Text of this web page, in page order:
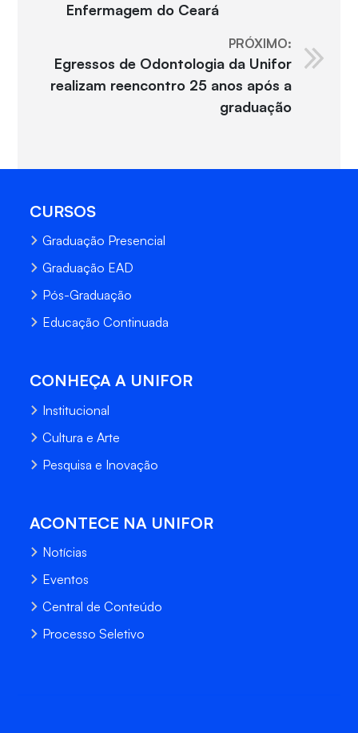
Enfermagem do Ceará
PRÓXIMO:
Egressos de Odontologia da Unifor
realizam reencontro 25 anos após a
graduação
CURSOS
Graduação Presencial
Graduação EAD
Pós-Graduação
Educação Continuada
CONHEÇA A UNIFOR
Institucional
Cultura e Arte
Pesquisa e Inovação
ACONTECE NA UNIFOR
Notícias
Eventos
Central de Conteúdo
Processo Seletivo